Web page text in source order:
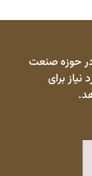
حوزه صنعت
برای